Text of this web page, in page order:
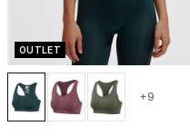
OUTLET
+9